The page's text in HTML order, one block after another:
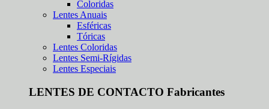
Coloridas
Lentes Anuais
Esféricas
Tóricas
Lentes Coloridas
Lentes Semi-Rígidas
Lentes Especiais
LENTES DE CONTACTO Fabricantes